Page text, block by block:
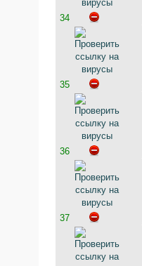
34
35
36
37